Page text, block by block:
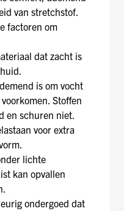
van stretchstof.
factoren om
dat zacht is
is om vocht
Stoffen
en schuren niet.
voor extra
lichte
kan opvallen
ondergoed dat